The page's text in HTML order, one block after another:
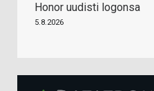
Honor uudisti logonsa
5.8.2026